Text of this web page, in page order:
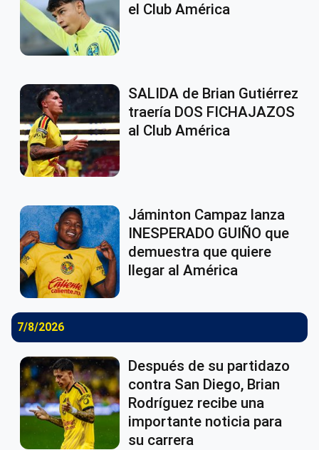
el Club América
SALIDA de Brian Gutiérrez
traería DOS FICHAJAZOS
al Club América
Jáminton Campaz lanza
INESPERADO GUIÑO que
demuestra que quiere
llegar al América
7/8/2026
Después de su partidazo
contra San Diego, Brian
Rodríguez recibe una
importante noticia para
su carrera